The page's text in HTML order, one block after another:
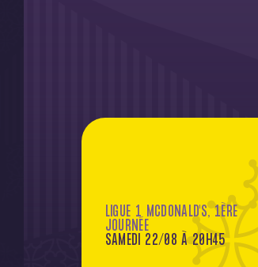
LIGUE 1 MCDONALD'S, 1ÈRE
JOURNÉE
SAMEDI 22/08 À 20H45